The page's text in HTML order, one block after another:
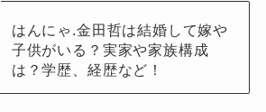
はんにゃ.金田哲は結婚して嫁や
子供がいる？実家や家族構成
は？学歴、経歴など！